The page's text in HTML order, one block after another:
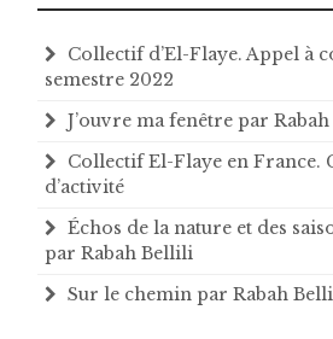
Collectif d’El-Flaye. Appel à
semestre 2022
J’ouvre ma fenêtre par
Collectif El-Flaye en France.
d’activité
Échos de la nature et des
par Rabah Bellili
Sur le chemin par Rabah